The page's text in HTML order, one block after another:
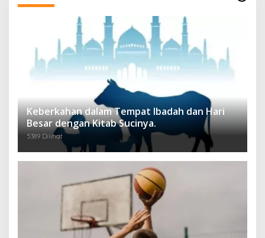
Keberkahan dalam Tempat Ibadah dan Hari
Besar dengan Kitab Sucinya.
5389 Dilihat